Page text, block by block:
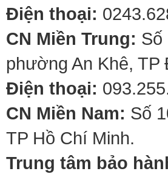
Điện thoại:
CN Miền Trung: Số
phường An Khê, TP
Điện thoại:
CN Miền Nam: Số
TP Hồ Chí Minh.
Trung tâm bảo